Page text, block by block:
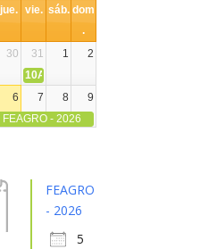
jue. vie. sáb. dom
.
30 31 1
2
10AM
6 7 8
9
FEAGRO - 2026
20 22 23
FEAGRO
- 2026
5